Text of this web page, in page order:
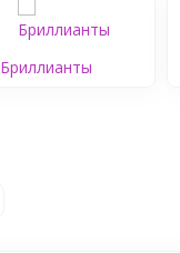
Бриллианты